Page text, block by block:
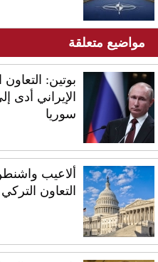
مواضيع متعلقة
بوتين:
الإيراني
سوريا
ألاعيب
التعاون